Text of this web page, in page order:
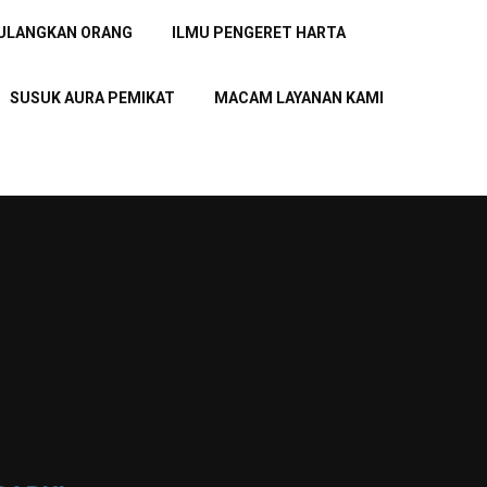
ORANG ILMU PENGERET HARTA
SUSUK AURA PEMIKAT MACAM LAYANAN KAMI